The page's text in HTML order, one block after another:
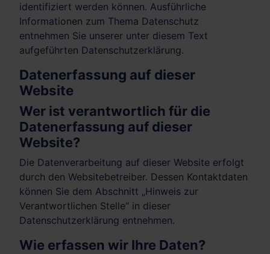
identifiziert werden können. Ausführliche
Informationen zum Thema Datenschutz
entnehmen Sie unserer unter diesem Text
aufgeführten Datenschutzerklärung.
Datenerfassung auf dieser
Website
Wer ist verantwortlich für die
Datenerfassung auf dieser
Website?
Die Datenverarbeitung auf dieser Website erfolgt
durch den Websitebetreiber. Dessen Kontaktdaten
können Sie dem Abschnitt „Hinweis zur
Verantwortlichen Stelle“ in dieser
Datenschutzerklärung entnehmen.
Wie erfassen wir Ihre Daten?